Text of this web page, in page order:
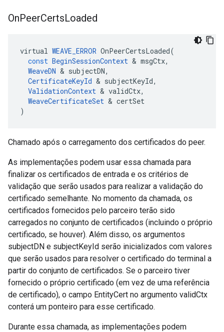
OnPeerCertsLoaded
virtual WEAVE_ERROR OnPeerCertsLoaded(
const BeginSessionContext & msgCtx,
WeaveDN & subjectDN,
CertificateKeyId & subjectKeyId,
ValidationContext & validCtx,
WeaveCertificateSet & certSet
)
Chamado após o carregamento dos certificados do peer.
As implementações podem usar essa chamada para
finalizar os certificados de entrada e os critérios de
validação que serão usados para realizar a validação do
certificado semelhante. No momento da chamada, os
certificados fornecidos pelo parceiro terão sido
carregados no conjunto de certificados (incluindo o próprio
certificado, se houver). Além disso, os argumentos
subjectDN e subjectKeyId serão inicializados com valores
que serão usados para resolver o certificado do terminal a
partir do conjunto de certificados. Se o parceiro tiver
fornecido o próprio certificado (em vez de uma referência
de certificado), o campo EntityCert no argumento validCtx
conterá um ponteiro para esse certificado.
Durante essa chamada, as implementações podem